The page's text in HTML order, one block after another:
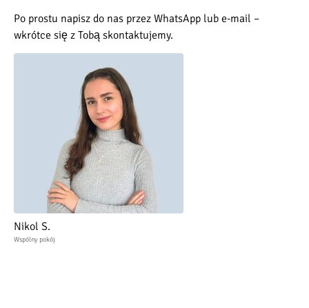
Po prostu napisz do nas przez WhatsApp lub e-mail –
wkrótce się z Tobą skontaktujemy.
Nikol S.
Wspólny pokój